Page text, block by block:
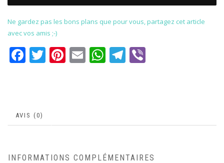
Ne gardez pas les bons plans que pour vous, partagez cet article
avec vos amis ;-)
Facebook
Twitter
Pinterest
EmailWhatsApp
Telegram
AVIS (0)
INFORMATIONS COMPLÉMENTAIRES